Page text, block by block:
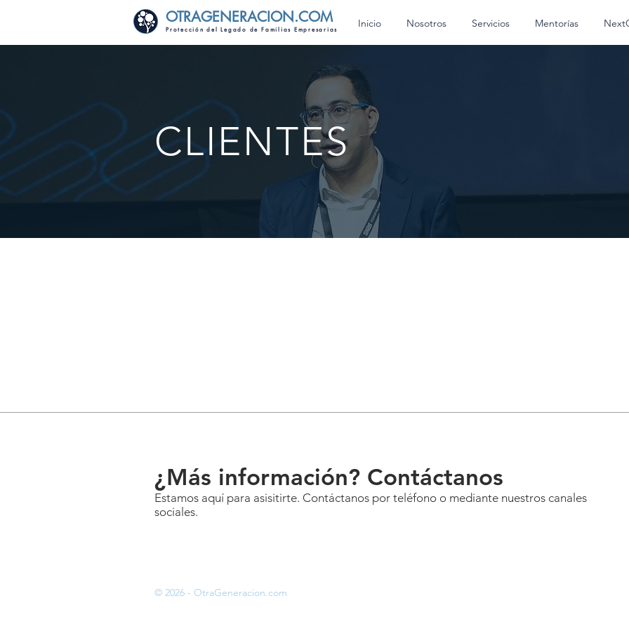
OTRAGENERACION.COM
Protección del Legado de Familias Empresarias Inicio Nosotros Servicios Mentorías
CLIENTES
¿Más información? Contáctanos
Estamos aquí para asisitirte. Contáctanos por teléfono o mediante nuestros canales
sociales.
© 2026 - OtraGeneracion.com